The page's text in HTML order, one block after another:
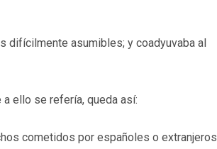
difícilmente asumibles; y coadyuvaba al
ello se refería, queda así:
cometidos por españoles o extranjeros